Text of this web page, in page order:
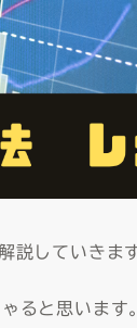
説していきます
ると思います